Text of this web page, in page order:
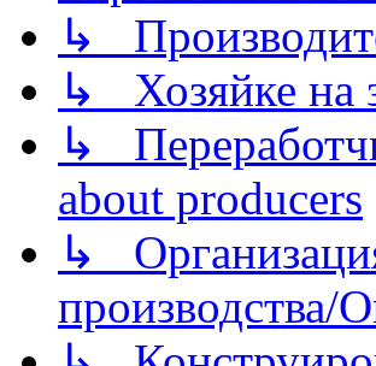
↳
↳ Хозяйке на
↳
about producers
↳
производства/